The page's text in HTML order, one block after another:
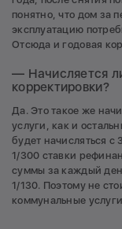
понятно, что дом за
эксплуатацию
Отсюда и годовая
— Начисляется
корректировки?
Да. Это такое же
услуги, как и
будет начисляться с
1/300 ставки
суммы за каждый
1/130. Поэтому не
коммунальные